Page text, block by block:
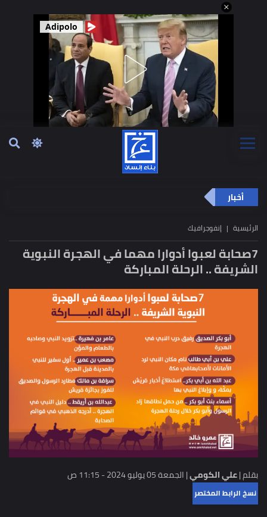
Adipolo
أخبار
الرئيسية إنفوجرافيك
7صحابة لعبوا أدوارا مهما في الهجرة النبوية
الشريفة .. الرحلة المباركة
بقلم |علي الكومي|الجمعة 05 يوليو 2024 - 11:15 ص
نسخ الرابط المختصر